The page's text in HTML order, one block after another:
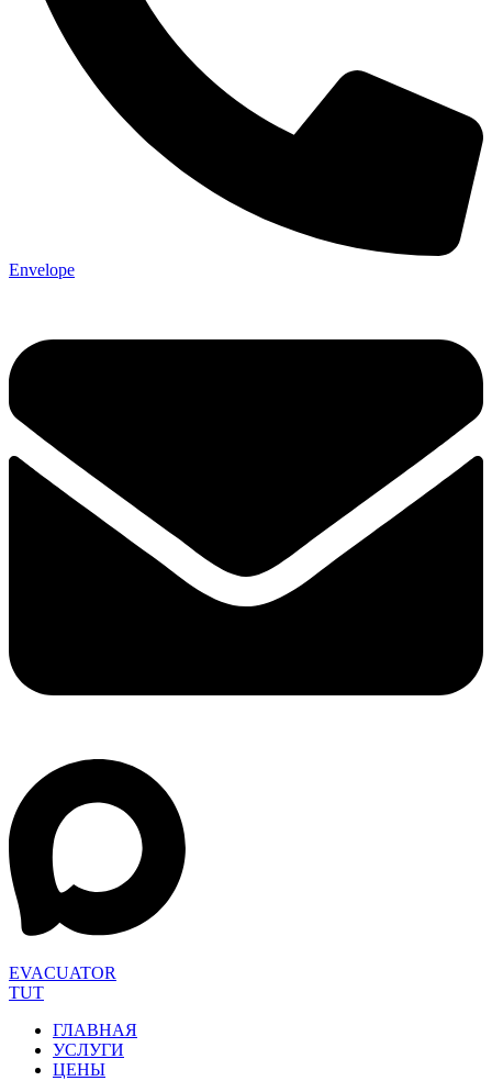
Envelope
EVACUATOR
TUT
ГЛАВНАЯ
УСЛУГИ
ЦЕНЫ